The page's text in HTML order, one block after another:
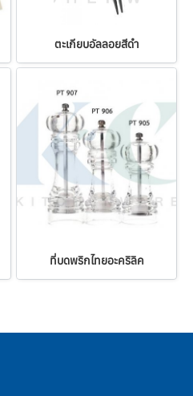
ตะเกียบอัลลอยสีดำ
ที่บดพริกไทยอะคริลิค